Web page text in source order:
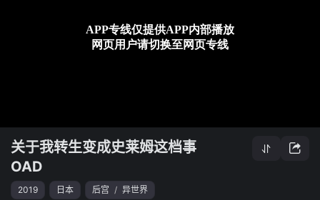
清空
关于我转生变成史莱姆这档事
OAD
2019 日本 后宫 / 异世界